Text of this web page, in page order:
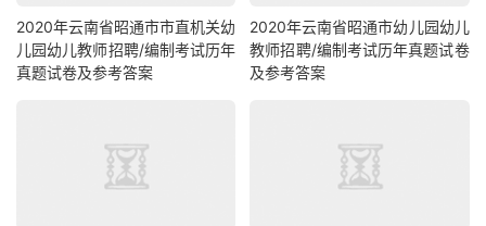
2020年云南省昭通市市直机关幼
儿园幼儿教师招聘/编制考试历年
真题试卷及参考答案
2020年云南省昭通市幼儿园幼儿
教师招聘/编制考试历年真题试卷
及参考答案